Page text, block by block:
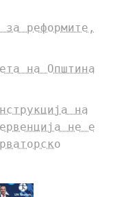
реформите,
на Општина
на
не е